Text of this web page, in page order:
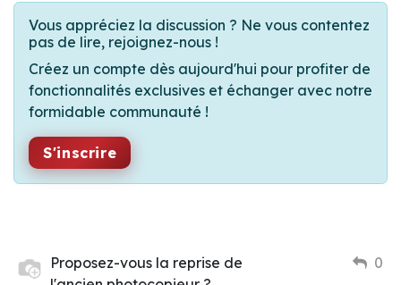
Vous appréciez la discussion ? Ne vous contentez
pas de lire, rejoignez-nous !
Créez un compte dès aujourd'hui pour profiter de
fonctionnalités exclusives et échanger avec notre
formidable communauté !
S'inscrire
Proposez-vous la reprise de
0